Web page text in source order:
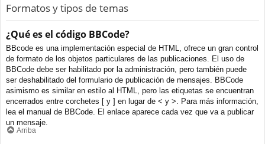
Formatos y tipos de temas
¿Qué es el código BBCode?
BBcode es una implementación especial de HTML, ofrece un gran control
de formato de los objetos particulares de las publicaciones. El uso de
BBCode debe ser habilitado por la administración, pero también puede
ser deshabilitado del formulario de publicación de mensajes. BBCode
asimismo es similar en estilo al HTML, pero las etiquetas se encuentran
encerrados entre corchetes [ y ] en lugar de < y >. Para más información,
lea el manual de BBCode. El enlace aparece cada vez que va a publicar
un mensaje.
Arriba